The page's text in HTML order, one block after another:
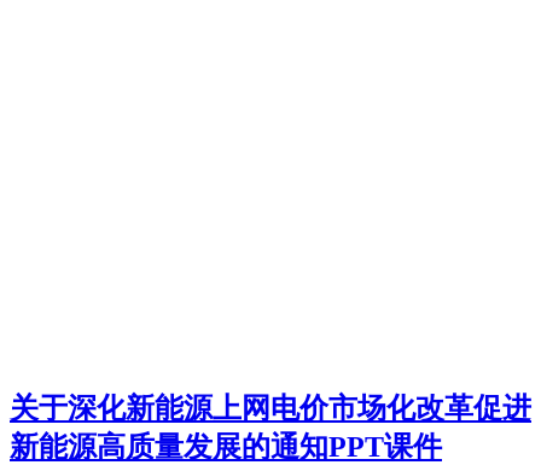
关于深化新能源上网电价市场化改革促进
新能源高质量发展的通知PPT课件